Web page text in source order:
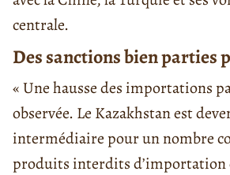
centrale.
Des sanctions bien parties
« Une hausse des importations
observée. Le Kazakhstan est
intermédiaire pour un nombre
produits interdits d’importation